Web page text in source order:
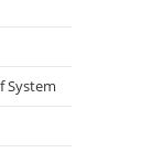
System